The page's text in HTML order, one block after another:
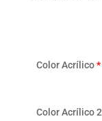
Color Acrílico*
Color Acrílico 2